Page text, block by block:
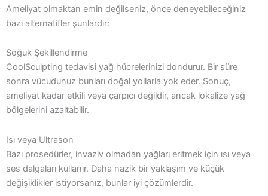
Ameliyat olmaktan emin değilseniz, önce deneyebileceğiniz
bazı alternatifler şunlardır:
Soğuk Şekillendirme
CoolSculpting tedavisi yağ hücrelerinizi dondurur. Bir süre
sonra vücudunuz bunları doğal yollarla yok eder. Sonuç,
ameliyat kadar etkili veya çarpıcı değildir, ancak lokalize yağ
bölgelerini azaltabilir.
Isı veya Ultrason
Bazı prosedürler, invaziv olmadan yağları eritmek için ısı veya
ses dalgaları kullanır. Daha nazik bir yaklaşım ve küçük
değişiklikler istiyorsanız, bunlar iyi çözümlerdir.